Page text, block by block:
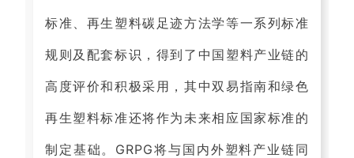
标准、再生塑料碳足迹方法学等一系列标准
规则及配套标识，得到了中国塑料产业链的
高度评价和积极采用，其中双易指南和绿色
再生塑料标准还将作为未来相应国家标准的
制定基础。GRPG将与国内外塑料产业链同